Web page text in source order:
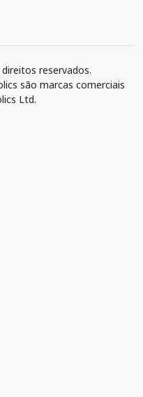
reservados.
são marcas comerciais
Ltd.